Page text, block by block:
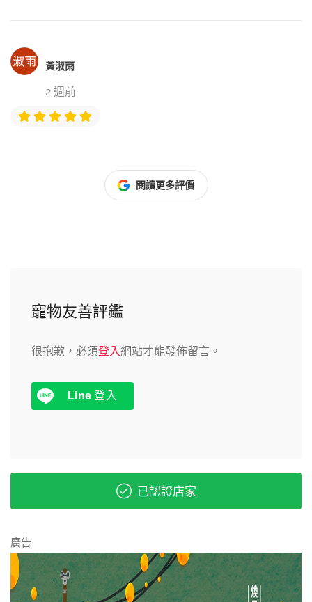
黃淑雨
2 週前
閱讀更多評價
寵物友善評鑑
很抱歉，必須登入網站才能發佈留言。
Line 登入
已認證店家
廣告